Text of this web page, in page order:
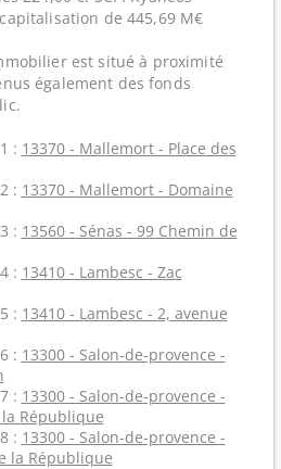
de 445,69 M€
est situé à proximité
également des fonds
: 13370 - Mallemort - Place des
: 13370 - Mallemort - Domaine
: 13560 - Sénas - 99 Chemin de
: 13410 - Lambesc - Zac
: 13410 - Lambesc - 2, avenue
: 13300 - Salon-de-provence -
: 13300 - Salon-de-provence -
République
: 13300 - Salon-de-provence -
la République